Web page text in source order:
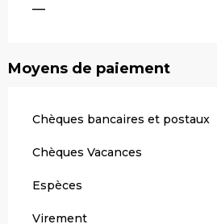
—
Moyens de paiement
Chèques bancaires et postaux
Chèques Vacances
Espèces
Virement